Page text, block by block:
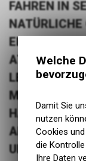
FAHREN IN
EINE SEHR
LEITET
Welche
Damit Sie
nutzen
Cookies
die
Ihre Daten